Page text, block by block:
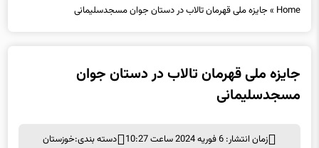
Home
»جایزه ملی قهرمان تالاب در دستان جوان مسجدسلیمانی
جایزه ملی قهرمان تالاب در دستان جوان
مسجدسلیمانی
زمان انتشار: 6 فوریه 2024 ساعت 10:27 دسته بندی:خوزستان